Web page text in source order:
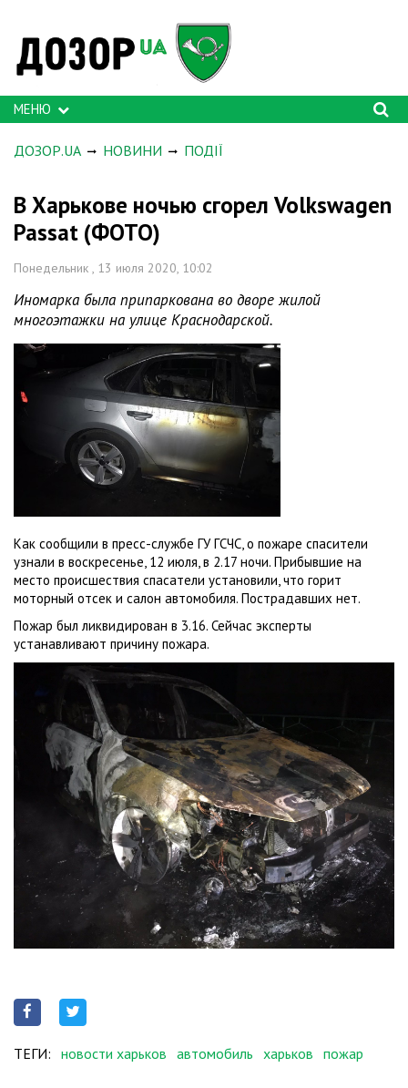
МЕНЮ
ДОЗОР.UA НОВИНИ ПОДІЇ
В Харькове ночью сгорел Volkswagen
Passat (ФОТО)
Понедельник , 13 июля 2020, 10:02
Иномарка была припаркована во дворе жилой
многоэтажки на улице Краснодарской.
Как сообщили в пресс-службе ГУ ГСЧС, о пожаре спасители
узнали в воскресенье, 12 июля, в 2.17 ночи. Прибывшие на
место происшествия спасатели установили, что горит
моторный отсек и салон автомобиля. Пострадавших нет.
Пожар был ликвидирован в 3.16. Сейчас эксперты
устанавливают причину пожара.
ТЕГИ: новости харьков автомобиль харьков пожар